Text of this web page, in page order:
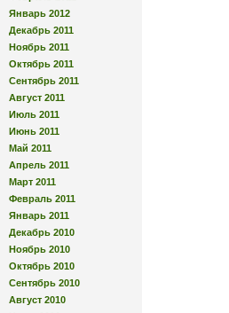
Январь 2012
Декабрь 2011
Ноябрь 2011
Октябрь 2011
Сентябрь 2011
Август 2011
Июль 2011
Июнь 2011
Май 2011
Апрель 2011
Март 2011
Февраль 2011
Январь 2011
Декабрь 2010
Ноябрь 2010
Октябрь 2010
Сентябрь 2010
Август 2010